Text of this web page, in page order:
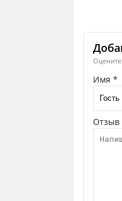
Оцените
Имя *
Отзыв